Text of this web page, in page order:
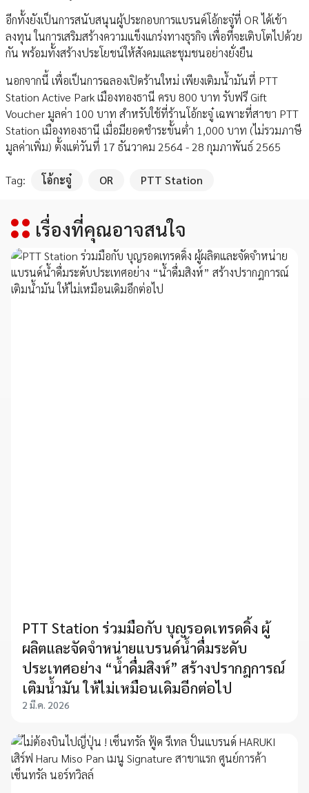
อีกทั้งยังเป็นการสนับสนุนผู้ประกอบการแบรนด์โอ้กะจู๋ที่ OR ได้เข้า
ลงทุน ในการเสริมสร้างความแข็งแกร่งทางธุรกิจ เพื่อที่จะเติบโตไปด้วย
กัน พร้อมทั้งสร้างประโยชน์ให้สังคมและชุมชนอย่างยั่งยืน
นอกจากนี้ เพื่อเป็นการฉลองเปิดร้านใหม่ เพียงเติมน้ำมันที่ PTT
Station Active Park เมืองทองธานี ครบ 800 บาท รับฟรี Gift
Voucher มูลค่า 100 บาท สำหรับใช้ที่ร้านโอ้กะจู๋ เฉพาะที่สาขา PTT
Station เมืองทองธานี เมื่อมียอดชำระขั้นต่ำ 1,000 บาท (ไม่รวมภาษี
มูลค่าเพิ่ม) ตั้งแต่วันที่ 17 ธันวาคม 2564 - 28 กุมภาพันธ์ 2565
Tag: โอ้กะจู๋ OR PTT Station
เรื่องที่คุณอาจสนใจ
PTT Station ร่วมมือกับ บุญรอดเทรดดิ้ง ผู้
ผลิตและจัดจำหน่ายแบรนด์น้ำดื่มระดับ
ประเทศอย่าง “น้ำดื่มสิงห์” สร้างปรากฎการณ์
เติมน้ำมัน ให้ไม่เหมือนเดิมอีกต่อไป
2 มี.ค. 2026